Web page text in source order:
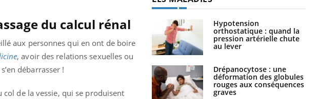
du calcul rénal
aux personnes qui en ont de boire
, avoir des relations sexuelles ou
débarrasser !
de la vessie, qui se produisent
Hypotension
orthostatique : quand la
pression artérielle chute
au lever
Drépanocytose : une
déformation des globules
rouges aux conséquences
graves